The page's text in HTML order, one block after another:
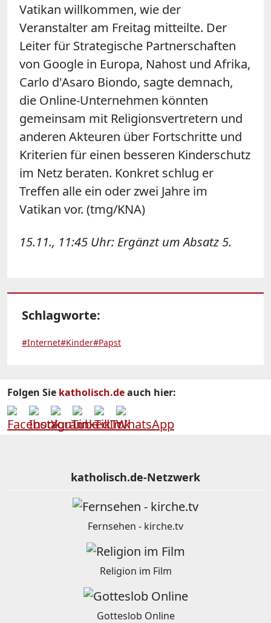
Vatikan willkommen, wie der
Veranstalter am Freitag mitteilte. Der
Leiter für Strategische Partnerschaften
von Google in Europa, Nahost und Afrika,
Carlo d'Asaro Biondo, sagte demnach,
die Online-Unternehmen könnten
gemeinsam mit Religionsvertretern und
anderen Akteuren über Fortschritte und
Kriterien für einen besseren Kinderschutz
im Netz beraten. Konkret schlug er
Treffen alle ein oder zwei Jahre im
Vatikan vor. (tmg/KNA)
15.11., 11:45 Uhr: Ergänzt um Absatz 5.
Schlagworte:
#Internet#Kinder#Papst
Folgen Sie katholisch.deauch hier:
katholisch.de-Netzwerk
Fernsehen - kirche.tv
Religion im Film
Gotteslob Online